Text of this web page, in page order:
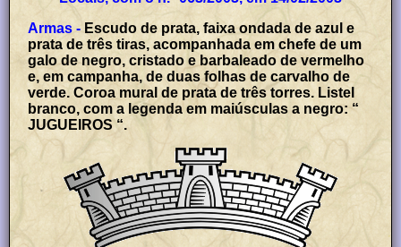
Armas - Escudo de prata, faixa ondada de azul e
prata de três tiras, acompanhada em chefe de um
galo de negro, cristado e barbaleado de vermelho
e, em campanha, de duas folhas de carvalho de
verde. Coroa mural de prata de três torres. Listel
branco, com a legenda em maiúsculas a negro: “
JUGUEIROS “.